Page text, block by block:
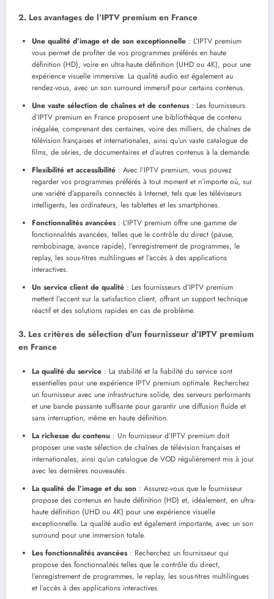
2. Les avantages de l’IPTV premium en France
Une qualité d’image et de son exceptionnelle : L’IPTV premium
vous permet de profiter de vos programmes préférés en haute
définition (HD), voire en ultra-haute définition (UHD ou 4K), pour une
expérience visuelle immersive. La qualité audio est également au
rendez-vous, avec un son surround immersif pour certains contenus.
Une vaste sélection de chaînes et de contenus: Les fournisseurs
d’IPTV premium en France proposent une bibliothèque de contenu
inégalée, comprenant des centaines, voire des milliers, de chaînes de
télévision françaises et internationales, ainsi qu’un vaste catalogue de
films, de séries, de documentaires et d’autres contenus à la demande.
Flexibilité et accessibilité : Avec l’IPTV premium, vous pouvez
regarder vos programmes préférés à tout moment et n’importe où, sur
une variété d’appareils connectés à Internet, tels que les téléviseurs
intelligents, les ordinateurs, les tablettes et les smartphones.
Fonctionnalités avancées: L’IPTV premium offre une gamme de
fonctionnalités avancées, telles que le contrôle du direct (pause,
rembobinage, avance rapide), l’enregistrement de programmes, le
replay, les sous-titres multilingues et l’accès à des applications
interactives.
Un service client de qualité : Les fournisseurs d’IPTV premium
mettent l’accent sur la satisfaction client, offrant un support technique
réactif et des solutions rapides en cas de problème.
3. Les critères de sélection d’un fournisseur d’IPTV premium
en France
La qualité du service : La stabilité et la fiabilité du service sont
essentielles pour une expérience IPTV premium optimale. Recherchez
un fournisseur avec une infrastructure solide, des serveurs performants
et une bande passante suffisante pour garantir une diffusion fluide et
sans interruption, même en haute définition.
La richesse du contenu : Un fournisseur d’IPTV premium doit
proposer une vaste sélection de chaînes de télévision françaises et
internationales, ainsi qu’un catalogue de VOD régulièrement mis à jour
avec les dernières nouveautés.
La qualité de l’image et du son : Assurez-vous que le fournisseur
propose des contenus en haute définition (HD) et, idéalement, en ultra-
haute définition (UHD ou 4K) pour une expérience visuelle
exceptionnelle. La qualité audio est également importante, avec un son
surround pour une immersion totale.
Les fonctionnalités avancées: Recherchez un fournisseur qui
propose des fonctionnalités telles que le contrôle du direct,
l’enregistrement de programmes, le replay, les sous-titres multilingues
et l’accès à des applications interactives.